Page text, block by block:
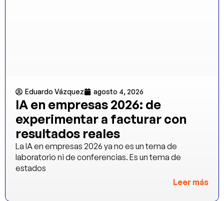
Eduardo Vázquez agosto 4, 2026
IA en empresas 2026: de
experimentar a facturar con
resultados reales
La IA en empresas 2026 ya no es un tema de
laboratorio ni de conferencias. Es un tema de
estados
Leer más